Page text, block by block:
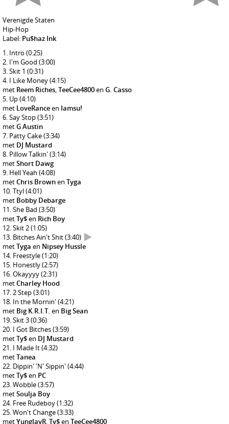
Verenigde Staten
Hip-Hop
Label: Pu$haz Ink
Intro (0:25)
I'm Good (3:00)
Skit 1 (0:31)
I Like Money(4:15)
met Reem Riches,TeeCee4800en G. Casso
Up(4:10)
met LoveRanceen Iamsu!
Say Stop(3:51)
metG Austin
Patty Cake(3:34)
met DJ Mustard
Pillow Talkin' (3:14)
metShort Dawg
Hell Yeah (4:08)
metChris Brownen Tyga
Ttyl(4:01)
met Bobby Debarge
She Bad (3:50)
metTy$en Rich Boy
Skit 2(1:05)
Bitches Ain't Shit(3:40)
metTyga en Nipsey Hussle
Freestyle(1:20)
Honestly(2:57)
Okayyyy(2:31)
metCharley Hood
2 Step(3:01)
In the Mornin' (4:21)
met Big K.R.I.T. en Big Sean
Skit 3(0:36)
I Got Bitches(3:59)
metTy$en DJ Mustard
I Made It(4:32)
metTanea
Dippin' 'N' Sippin' (4:44)
metTy$en PC
Wobble(3:57)
metSoulja Boy
Free Rudeboy(1:32)
Won't Change(3:33)
metYungJayR,Ty$en TeeCee4800